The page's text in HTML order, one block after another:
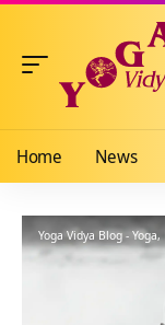
Home News
Yoga Vidya Blog -